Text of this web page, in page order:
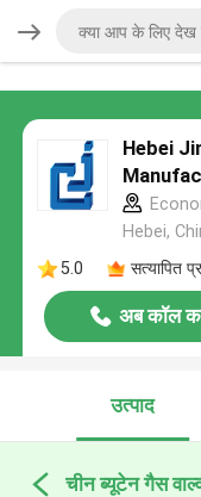
Hebei
Hebei,
5.0
सत्यापित
अब कॉल
उत्पाद
चीन ब्यूटेन गैस